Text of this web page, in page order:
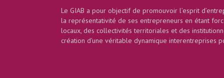
Le GIAB a pour objectif de promouvoir l’esprit
la représentativité de ses entrepreneurs en étant
locaux, des collectivités territoriales et des
création d'une véritable dynamique interentreprises